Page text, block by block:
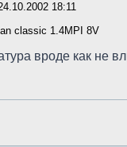
18:11
classic 1.4MPI 8V
вроде как не